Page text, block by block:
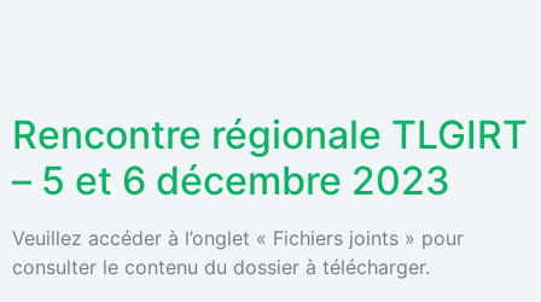
Rencontre régionale TLGIRT
– 5 et 6 décembre 2023
Veuillez accéder à l’onglet « Fichiers joints » pour
consulter le contenu du dossier à télécharger.